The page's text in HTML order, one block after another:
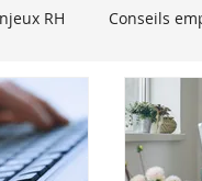
RH Conseils
Podcasts